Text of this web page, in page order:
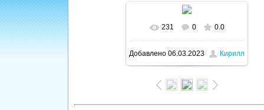
В реальном размере
960x1280/ 69.7Kb
231 0 0.0
Добавлено 06.03.2023 Кирилл